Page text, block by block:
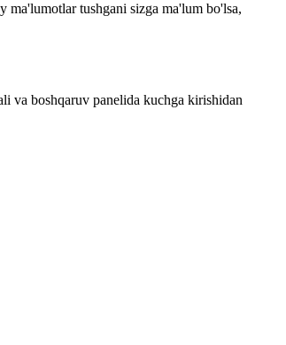
tushgani sizga ma'lum bo'lsa,
va boshqaruv panelida kuchga kirishidan